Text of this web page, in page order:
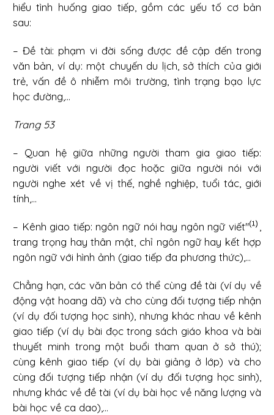
hiểu tình huống giao tiếp, gồm các yếu tố cơ bản
sau:
– Đề tài: phạm vi đời sống được đề cập đến trong
văn bản, ví dụ: một chuyến du lịch, sở thích của giới
trẻ, vấn đề ô nhiễm môi trường, tình trạng bạo lực
học đường,...
Trang 53
– Quan hệ giữa những người tham gia giao tiếp:
người viết với người đọc hoặc giữa người nói với
người nghe xét về vị thế, nghề nghiệp, tuổi tác, giới
tính,...
– Kênh giao tiếp: ngôn ngữ nói hay ngôn ngữ viết"
,
trang trọng hay thân mật, chỉ ngôn ngữ hay kết hợp
ngôn ngữ với hình ảnh (giao tiếp đa phương thức),...
Chẳng hạn, các văn bản có thể cùng đề tài (ví dụ về
động vật hoang dã) và cho cùng đối tượng tiếp nhận
(ví dụ đối tượng học sinh), nhưng khác nhau về kênh
giao tiếp (ví dụ bài đọc trong sách giáo khoa và bài
thuyết minh trong một buổi tham quan ở sở thú);
cùng kênh giao tiếp (ví dụ bài giảng ở lớp) và cho
cùng đối tượng tiếp nhận (ví dụ đối tượng học sinh),
nhưng khác về đề tài (ví dụ bài học về năng lượng và
bài học về ca dao),...